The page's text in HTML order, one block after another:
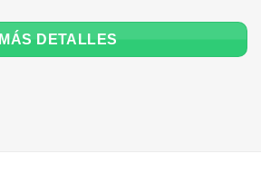
MÁS DETALLES